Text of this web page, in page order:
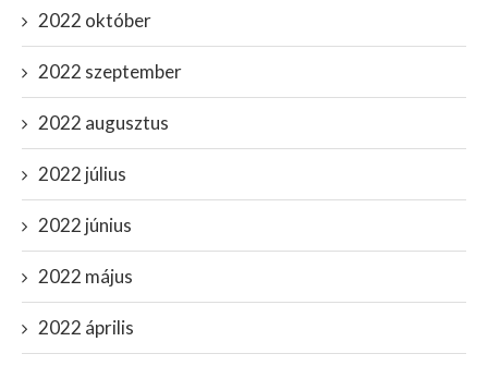
2022 október
2022 szeptember
2022 augusztus
2022 július
2022 június
2022 május
2022 április